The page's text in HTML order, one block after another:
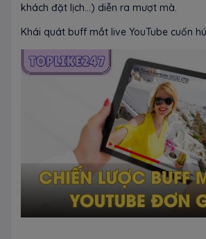
khách đặt lịch…) diễn ra mượt mà.
Khái quát buff mắt live YouTube cuốn